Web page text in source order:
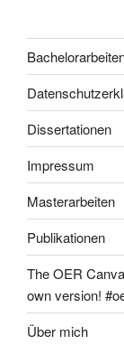
Dissertationen
Impressum
Masterarbeiten
Publikationen
The OER
own version!
Über mich